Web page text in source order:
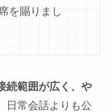
を賜りまし
続範囲が広く、や
日常会話よりも公